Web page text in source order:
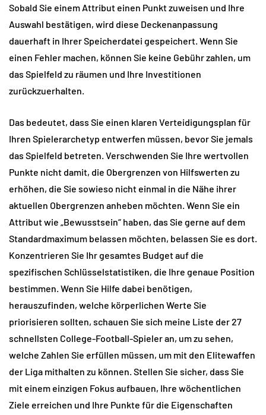
Sobald Sie einem Attribut einen Punkt zuweisen und Ihre
Auswahl bestätigen, wird diese Deckenanpassung
dauerhaft in Ihrer Speicherdatei gespeichert. Wenn Sie
einen Fehler machen, können Sie keine Gebühr zahlen, um
das Spielfeld zu räumen und Ihre Investitionen
zurückzuerhalten.
Das bedeutet, dass Sie einen klaren Verteidigungsplan für
Ihren Spielerarchetyp entwerfen müssen, bevor Sie jemals
das Spielfeld betreten. Verschwenden Sie Ihre wertvollen
Punkte nicht damit, die Obergrenzen von Hilfswerten zu
erhöhen, die Sie sowieso nicht einmal in die Nähe ihrer
aktuellen Obergrenzen anheben möchten. Wenn Sie ein
Attribut wie „Bewusstsein“ haben, das Sie gerne auf dem
Standardmaximum belassen möchten, belassen Sie es dort.
Konzentrieren Sie Ihr gesamtes Budget auf die
spezifischen Schlüsselstatistiken, die Ihre genaue Position
bestimmen. Wenn Sie Hilfe dabei benötigen,
herauszufinden, welche körperlichen Werte Sie
priorisieren sollten, schauen Sie sich meine Liste der 27
schnellsten College-Football-Spieler an, um zu sehen,
welche Zahlen Sie erfüllen müssen, um mit den Elitewaffen
der Liga mithalten zu können. Stellen Sie sicher, dass Sie
mit einem einzigen Fokus aufbauen, Ihre wöchentlichen
Ziele erreichen und Ihre Punkte für die Eigenschaften